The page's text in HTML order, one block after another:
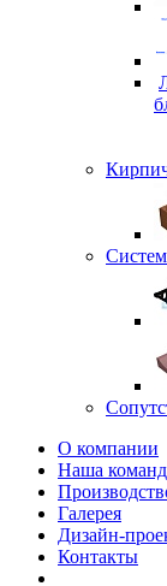
О компании
Наша
Галерея
Дизайн-
Контакты